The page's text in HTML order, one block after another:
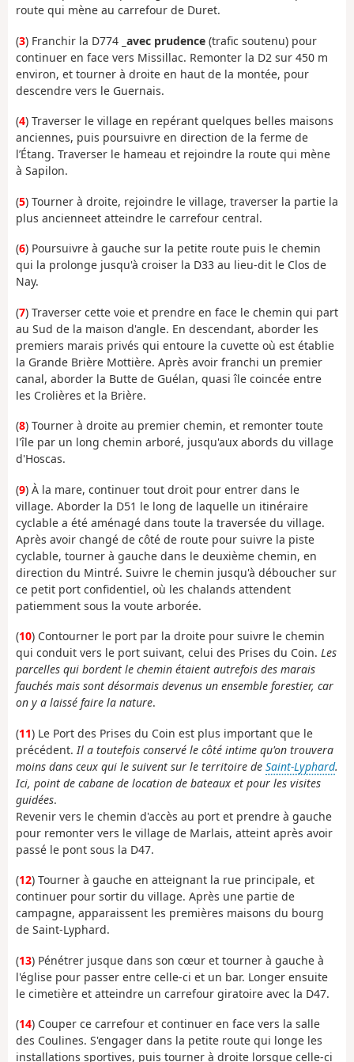
route qui mène au carrefour de Duret.
(3) Franchir la D774 _avec prudence (trafic soutenu) pour
continuer en face vers Missillac. Remonter la D2 sur 450 m
environ, et tourner à droite en haut de la montée, pour
descendre vers le Guernais.
(4) Traverser le village en repérant quelques belles maisons
anciennes, puis poursuivre en direction de la ferme de
l’Étang. Traverser le hameau et rejoindre la route qui mène
à Sapilon.
(5) Tourner à droite, rejoindre le village, traverser la partie la
plus ancienneet atteindre le carrefour central.
(6) Poursuivre à gauche sur la petite route puis le chemin
qui la prolonge jusqu'à croiser la D33 au lieu-dit le Clos de
Nay.
(7) Traverser cette voie et prendre en face le chemin qui part
au Sud de la maison d'angle. En descendant, aborder les
premiers marais privés qui entoure la cuvette où est établie
la Grande Brière Mottière. Après avoir franchi un premier
canal, aborder la Butte de Guélan, quasi île coincée entre
les Crolières et la Brière.
(8) Tourner à droite au premier chemin, et remonter toute
l'île par un long chemin arboré, jusqu'aux abords du village
d'Hoscas.
(9) À la mare, continuer tout droit pour entrer dans le
village. Aborder la D51 le long de laquelle un itinéraire
cyclable a été aménagé dans toute la traversée du village.
Après avoir changé de côté de route pour suivre la piste
cyclable, tourner à gauche dans le deuxième chemin, en
direction du Mintré. Suivre le chemin jusqu'à déboucher sur
ce petit port confidentiel, où les chalands attendent
patiemment sous la voute arborée.
(10) Contourner le port par la droite pour suivre le chemin
qui conduit vers le port suivant, celui des Prises du Coin. Les
parcelles qui bordent le chemin étaient autrefois des marais
fauchés mais sont désormais devenus un ensemble forestier, car
on y a laissé faire la nature.
(11) Le Port des Prises du Coin est plus important que le
précédent. Il a toutefois conservé le côté intime qu'on trouvera
moins dans ceux qui le suivent sur le territoire de Saint-Lyphard.
Ici, point de cabane de location de bateaux et pour les visites
guidées.
Revenir vers le chemin d'accès au port et prendre à gauche
pour remonter vers le village de Marlais, atteint après avoir
passé le pont sous la D47.
(12) Tourner à gauche en atteignant la rue principale, et
continuer pour sortir du village. Après une partie de
campagne, apparaissent les premières maisons du bourg
de Saint-Lyphard.
(13) Pénétrer jusque dans son cœur et tourner à gauche à
l'église pour passer entre celle-ci et un bar. Longer ensuite
le cimetière et atteindre un carrefour giratoire avec la D47.
(14) Couper ce carrefour et continuer en face vers la salle
des Coulines. S'engager dans la petite route qui longe les
installations sportives, puis tourner à droite lorsque celle-ci